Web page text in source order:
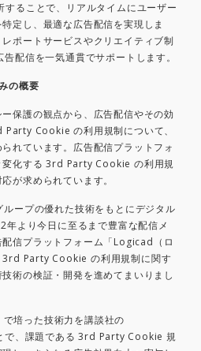
することで、リアルタイムにユーザー
定し、最適な広告配信を実現しま
ポートサービスやクリエイティブ制
配信を一気通貫でサポートします。
の概要
保護の観点から、広告配信やその効
Cookie の利用規制について、
れています。広告配信プラットフォ
変化する 3rd Party Cookie の利用規
が求められています。
ープの優れた技術をもとにデジタル
年より今日に至るまで豊富な配信メ
信プラットフォーム「Logicad（ロ
3rd Party Cookie の利用規制に関す
術の検証・開発を進めてまいりまし
培った技術力を講談社の
で、課題である 3rd Party Cookie 規